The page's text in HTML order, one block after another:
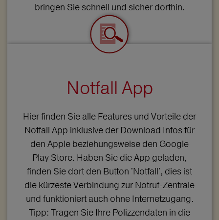
bringen Sie schnell und sicher dorthin.
Notfall App
Hier finden Sie alle Features und Vorteile der
Notfall App inklusive der Download Infos für
den Apple beziehungsweise den Google
Play Store. Haben Sie die App geladen,
finden Sie dort den Button 'Notfall', dies ist
die kürzeste Verbindung zur Notruf-Zentrale
und funktioniert auch ohne Internetzugang.
Tipp: Tragen Sie Ihre Polizzendaten in die